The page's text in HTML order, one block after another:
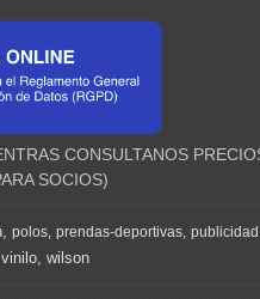
CONSULTANOS
SOCIOS)
polos prendas-deportivas publicidad
vinilo wilson